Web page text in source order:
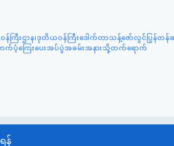
ကြီးဌာန၊ဒုတိယဝန်ကြီးဒေါက်တာသန့်ဇော်လွင်ပြွန်တ
ာက်ပံ့ကြေးပေးအပ်ပွဲအခမ်းအနားသို့တက်ရောက်
န်